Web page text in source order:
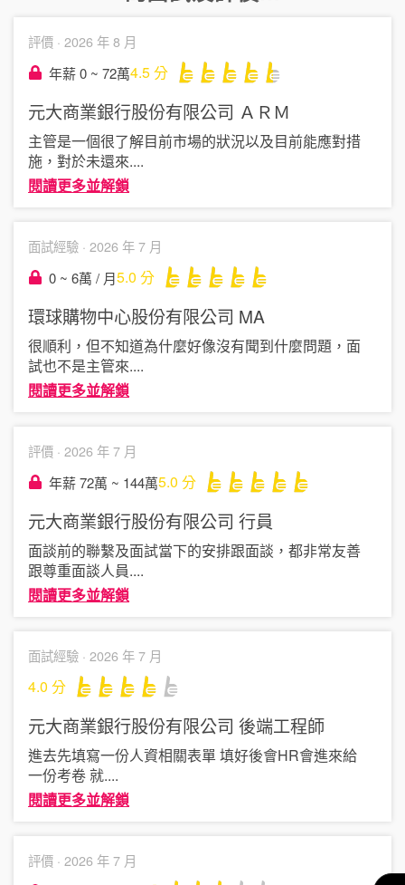
評價 · 2026 年 8 月
年薪 0 ~ 72萬4.5分
元大商業銀行股份有限公司 ＡＲＭ
主管是一個很了解目前市場的狀況以及目前能應對措
施，對於未還來....
閱讀更多並解鎖
面試經驗 · 2026 年 7 月
0 ~ 6萬 / 月5.0 分
環球購物中心股份有限公司 MA
很順利，但不知道為什麼好像沒有聞到什麼問題，面
試也不是主管來....
閱讀更多並解鎖
評價 · 2026 年 7 月
年薪 72萬 ~ 144萬5.0 分
元大商業銀行股份有限公司 行員
面談前的聯繫及面試當下的安排跟面談，都非常友善
跟尊重面談人員....
閱讀更多並解鎖
面試經驗 · 2026 年 7 月
4.0 分
元大商業銀行股份有限公司 後端工程師
進去先填寫一份人資相關表單 填好後會HR會進來給
一份考卷 就....
閱讀更多並解鎖
評價 · 2026 年 7 月